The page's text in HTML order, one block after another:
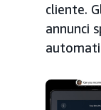
cliente.
annunci